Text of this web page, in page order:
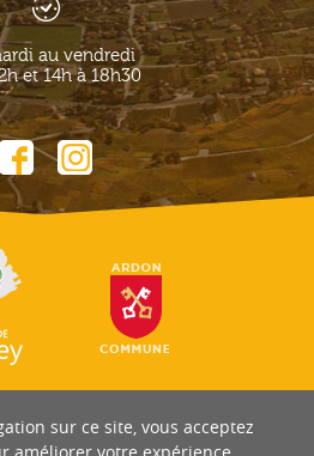
au vendredi
et 14h à 18h30
sur ce site, vous acceptez